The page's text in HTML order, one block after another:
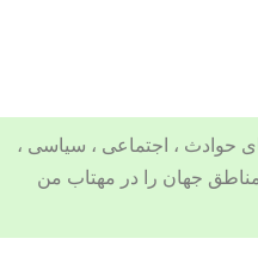
مناطق جهان را در مهتاب من